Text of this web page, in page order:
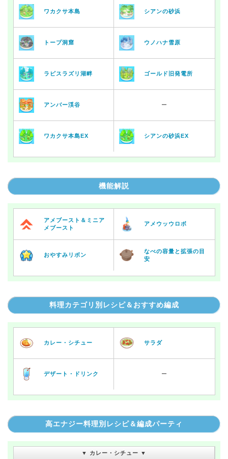
ワカクサ本島 シアンの砂浜
トープ洞窟 ウノハナ雪原
ラピスラズリ湖畔 ゴールド旧発電所
アンバー渓谷 ー
ワカクサ本島EX シアンの砂浜EX
機能解説
アメブースト＆ミニア
メブースト
アメウッウロボ
おやすみリボン
なべの容量と拡張の目
安
料理カテゴリ別レシピ＆おすすめ編成
カレー・シチュー サラダ
デザート・ドリンク ー
高エナジー料理別レシピ＆編成パーティ
▼ カレー・シチュー ▼